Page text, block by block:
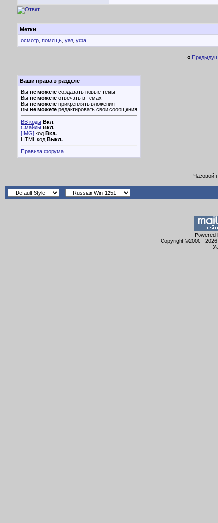
Метки
осмотр помощь уаз уфа
«
Ваши права в разделе
Вы не можете создавать новые темы
Вы не можете отвечать в темах
Вы не можете прикреплять вложения
Вы не можете редактировать свои сообщения
BB коды Вкл.
Смайлы Вкл.
[IMG] код Вкл.
HTML код Выкл.
Правила форума
Часовой
Powered
Copyright ©2000 -